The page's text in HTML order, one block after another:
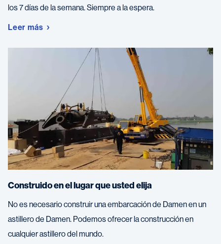
los 7 días de la semana. Siempre a la espera.
Leer más
Construido en el lugar que usted elija
No es necesario construir una embarcación de Damen en un
astillero de Damen. Podemos ofrecer la construcción en
cualquier astillero del mundo.